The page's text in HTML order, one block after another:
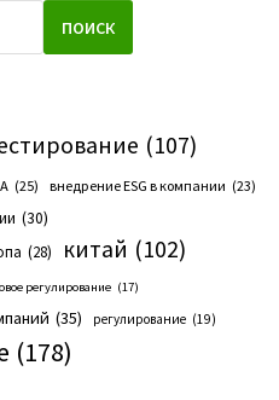
ПОИСК
(107)
(25) внедрение ESG в компании (23)
(30)
(28) китай (102)
регулирование (17)
(35) регулирование (19)
(178)